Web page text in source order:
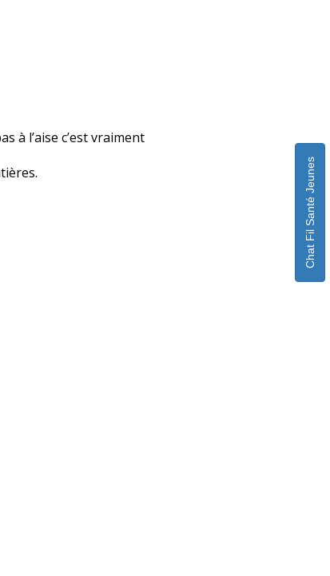
à l’aise c’est vraiment
Chat Fil Santé Jeunes